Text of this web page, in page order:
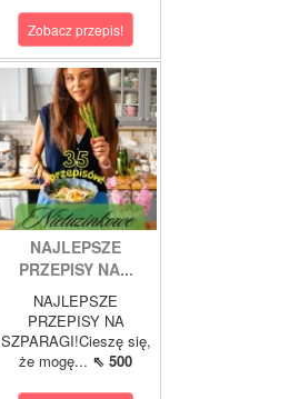
Zobacz przepis!
NAJLEPSZE
PRZEPISY NA...
NAJLEPSZE
PRZEPISY NA
SZPARAGI!Cieszę się,
że mogę... ⇖ 500